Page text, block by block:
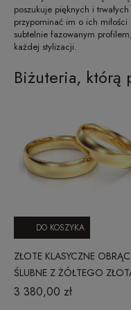
poszukuje pięknych i
przypominać im o ich
subtelnie fazowanym
każdej stylizacji.
Biżuteria, którą
ZŁOTE KLASYCZNE
ŚLUBNE Z ŻÓŁTEGO
PR. 333 PROFIL OKRĄGŁY 3
3 380,00 zł
DO KOSZYKA